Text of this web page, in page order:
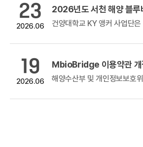
지원)
23
2026.06
19
2026.06
MbioBridge 이용약관 개